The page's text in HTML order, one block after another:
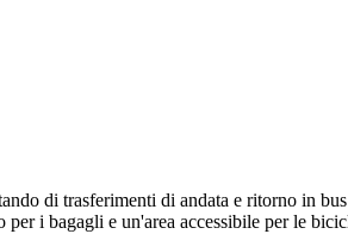
di trasferimenti di andata e ritorno in
i bagagli e un'area accessibile per le